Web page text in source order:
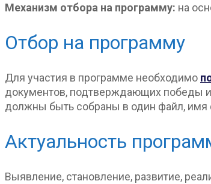
Механизм отбора на программу: на
Отбор на программу
Для участия в программе необходимо
документов, подтверждающих победы и
должны быть собраны в один файл,
Актуальность
Выявление, становление, развитие,